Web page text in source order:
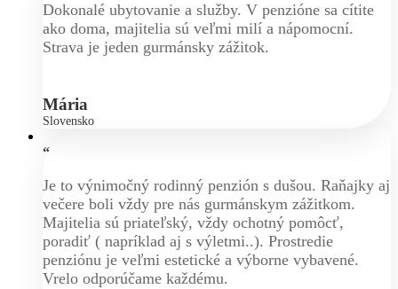
Dokonalé ubytovanie a služby. V penzióne sa cítite
ako doma, majitelia sú veľmi milí a nápomocní.
Strava je jeden gurmánsky zážitok.
Mária
Slovensko
“
Je to výnimočný rodinný penzión s dušou. Raňajky aj
večere boli vždy pre nás gurmánskym zážitkom.
Majitelia sú priateľský, vždy ochotný pomôcť,
poradiť ( napríklad aj s výletmi..). Prostredie
penziónu je veľmi estetické a výborne vybavené.
Vrelo odporúčame každému.